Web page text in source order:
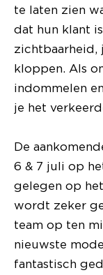
te laten zien
dat hun klant
zichtbaarheid,
kloppen. Als
indommelen
je het
De
6 & 7 juli op
gelegen op
wordt zeker
team op ten
nieuwste
fantastisch